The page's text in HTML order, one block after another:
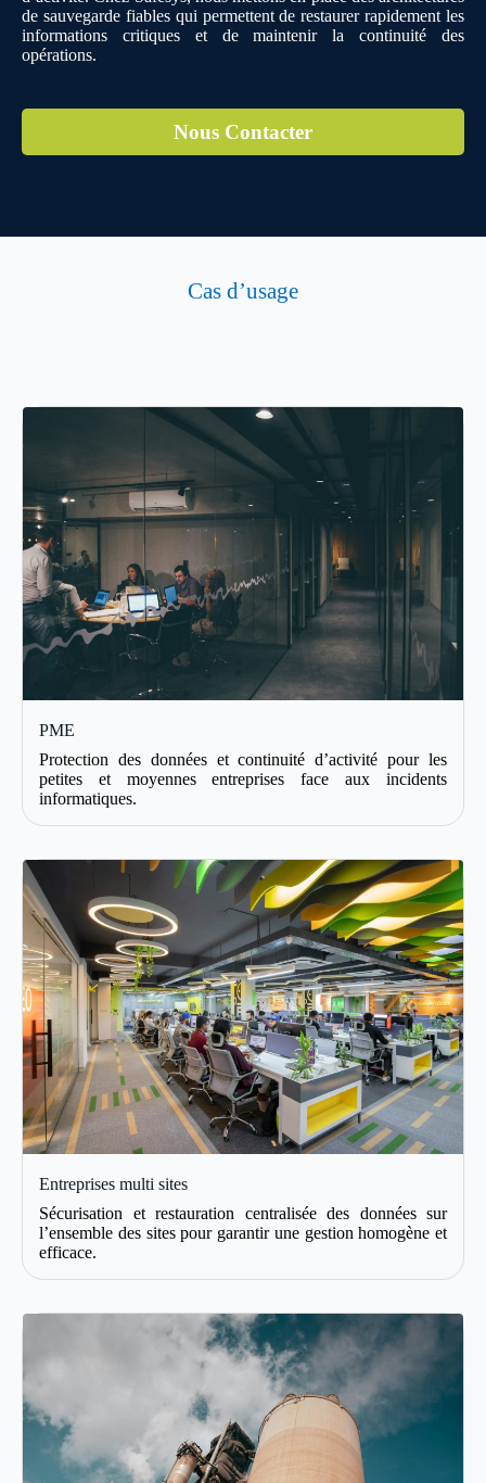
de sauvegarde fiables qui permettent de restaurer rapidement les
informations critiques et de maintenir la continuité des
opérations.
Nous Contacter
Cas d’usage
PME
Protection des données et continuité d’activité pour les
petites et moyennes entreprises face aux incidents
informatiques.
Entreprises multi sites
Sécurisation et restauration centralisée des données sur
l’ensemble des sites pour garantir une gestion homogène et
efficace.